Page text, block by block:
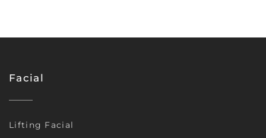
Facial
Lifting Facial